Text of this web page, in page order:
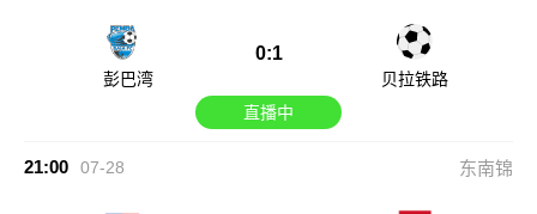
彭巴湾
0:1
贝拉铁路
直播中
21:00 07-28 东南锦